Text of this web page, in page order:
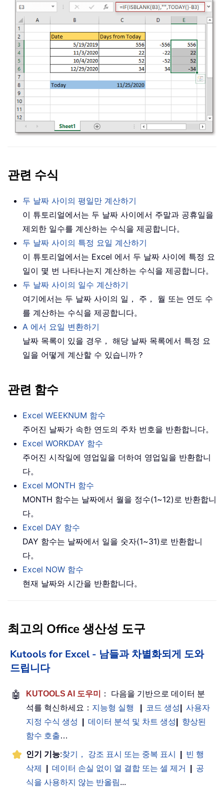
관련 수식
두 날짜 사이의 평일만 계산하기
이 튜토리얼에서는 두 날짜 사이에서 주말과 공휴일을
제외한 일수를 계산하는 수식을 제공합니다。
두 날짜 사이의 특정 요일 계산하기
이 튜토리얼에서는 Excel 에서 두 날짜 사이에 특정 요
일이 몇 번 나타나는지 계산하는 수식을 제공합니다。
두 날짜 사이의 일수 계산하기
여기에서는 두 날짜 사이의 일， 주， 월 또는 연도 수
를 계산하는 수식을 제공합니다。
A 에서 요일 변환하기
날짜 목록이 있을 경우， 해당 날짜 목록에서 특정 요
일을 어떻게 계산할 수 있습니까？
관련 함수
Excel WEEKNUM 함수
주어진 날짜가 속한 연도의 주차 번호을 반환합니다。
Excel WORKDAY 함수
주어진 시작일에 영업일을 더하여 영업일을 반환합니
다。
Excel MONTH 함수
MONTH 함수는 날짜에서 월을 정수(1~12)로 반환합니
다。
Excel DAY 함수
DAY 함수는 날짜에서 일을 숫자(1~31)로 반환합니
다。
Excel NOW 함수
현재 날짜와 시간을 반환합니다。
최고의 Office 생산성 도구
Kutools for Excel - 남들과 차별화되게 도와
드립니다
🤖 KUTOOLS AI 도우미
： 다음을 기반으로 데이터 분
석를 혁신하세요： 지능형 실행 코드 생성
사용자
지정 수식 생성
데이터 분석 및 차트 생성
향상된
함수 호출…
인기 기능:찾기， 강조 표시 또는 중복 표시
빈 행
삭제
데이터 손실 없이 열 결합 또는 셀 제거
공
식을 사용하지 않는 반올림...